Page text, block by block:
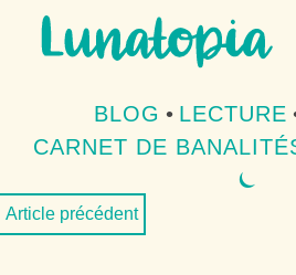
Aller au contenu
Aller au menu
BLOG • LECTURE
CARNET DE
⏾
Article précédent